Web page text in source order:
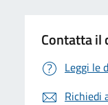
Contatta il
Leggi le
Richiedi